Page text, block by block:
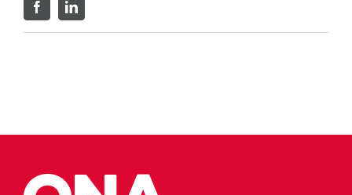
FacebookLinkedIn